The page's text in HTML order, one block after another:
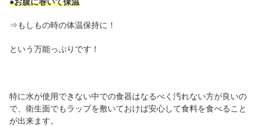
⇒もしもの時の体温保持に！
という万能っぷりです！
特に水が使用できない中での食器はなるべく汚れない方が良いの
で、衛生面でもラップを敷いておけば安心して食料を食べること
が出来ます。